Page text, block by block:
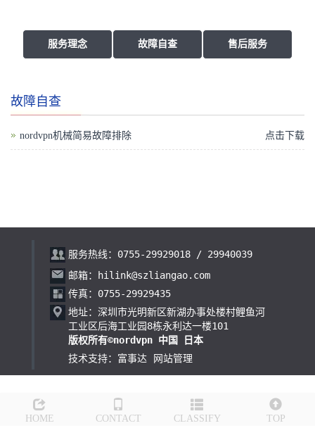
服务理念 故障自查 售后服务
故障自查
nordvpn机械简易故障排除 点击下载
HOME CONTACT CLASSIFY TOP
服务热线：0755-29929018 / 29940039
邮箱：hilink@szliangao.com
传真：0755-29929435
地址：深圳市光明新区新湖办事处楼村鲤鱼河
工业区后海工业园8栋永利达一楼101
版权所有©nordvpn 中国 日本
技术支持：富事达
网站管理